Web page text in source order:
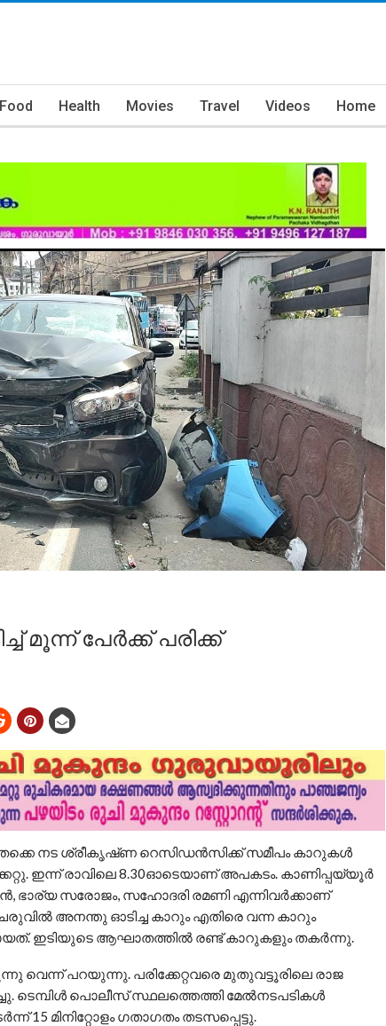
Food Health Movies Travel Videos Home
മൂന്ന് പേർക്ക് പരിക്ക്
നട ശ്രീകൃഷ്‌ണ റെസിഡൻസിക്ക് സമീപം കാറുകൾ
ഇന്ന് രാവിലെ 8.30ഓടെയാണ് അപകടം. കാണിപ്പയ്യൂർ
സരോജം, സഹോദരി രമണി എന്നിവർക്കാണ്
ചരുവിൽ അനന്തു ഓടിച്ച കാറും എതിരെ വന്ന കാറും
ഇടിയുടെ ആഘാതത്തിൽ രണ്ട് കാറുകളും തകർന്നു.
വെന്ന് പറയുന്നു. പരിക്കേറ്റവരെ മുതുവട്ടൂരിലെ രാജ
ടെമ്പിൾ പൊലീസ് സ്ഥലത്തെത്തി മേൽനടപടികൾ
15 മിനിറ്റോളം ഗതാഗതം തടസപ്പെട്ടു.